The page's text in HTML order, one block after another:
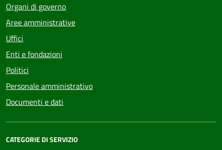
Organi di governo
Aree amministrative
Uffici
Enti e fondazioni
Politici
Personale amministrativo
Documenti e dati
CATEGORIE DI SERVIZIO